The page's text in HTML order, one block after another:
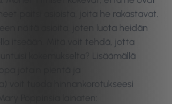
paitsi asioista, joita he rakastavat.
näitä asioita, joten luota heidän
itseään. Mitä voit tehdä, jotta
kokemukselta? Lisäämällä
jotain pientä ja
voit tuoda hinnankorotukseesi
Poppinsia lainaten: